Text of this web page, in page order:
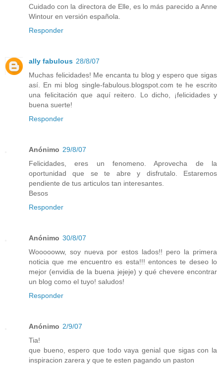
Cuidado con la directora de Elle, es lo más parecido a Anne
Wintour en versión española.
Responder
ally fabulous 28/8/07
Muchas felicidades! Me encanta tu blog y espero que sigas
así. En mi blog single-fabulous.blogspot.com te he escrito
una felicitación que aquí reitero. Lo dicho, ¡felicidades y
buena suerte!
Responder
Anónimo 29/8/07
Felicidades, eres un fenomeno. Aprovecha de la
oportunidad que se te abre y disfrutalo. Estaremos
pendiente de tus articulos tan interesantes.
Besos
Responder
Anónimo 30/8/07
Woooooww, soy nueva por estos lados!! pero la primera
noticia que me encuentro es esta!!! entonces te deseo lo
mejor (envidia de la buena jejeje) y qué chevere encontrar
un blog como el tuyo! saludos!
Responder
Anónimo 2/9/07
Tia!
que bueno, espero que todo vaya genial que sigas con la
inspiracion zarera y que te esten pagando un paston